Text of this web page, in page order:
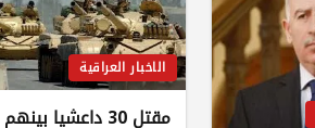
الاخبار العراقية
مقتل 30 داعشيا بينهم